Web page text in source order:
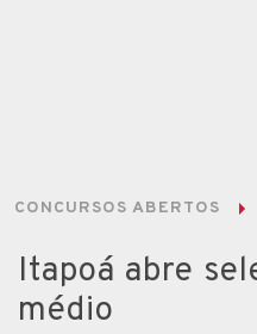
CONCURSOS ABERTOS
Itapoá abre
médio